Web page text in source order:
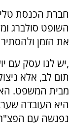
חברת הכנסת
השופט סולברג
את הזמן
,יש לנו עסק עם
תום לב, אלא
מבית המשפט.
היא העובדה
נפגשה עם